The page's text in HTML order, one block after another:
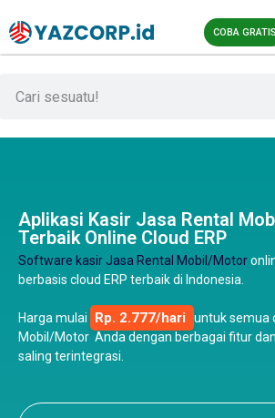
COBA GRATIS
Aplikasi Kasir Jasa Rental
Terbaik Online Cloud ERP
Software kasir Jasa Rental Mobil/Motor
berbasis cloud ERP terbaik di Indonesia.
Harga mulai Rp. 2.777/hari untuk semua
Mobil/Motor Anda dengan berbagai fitur
saling terintegrasi.